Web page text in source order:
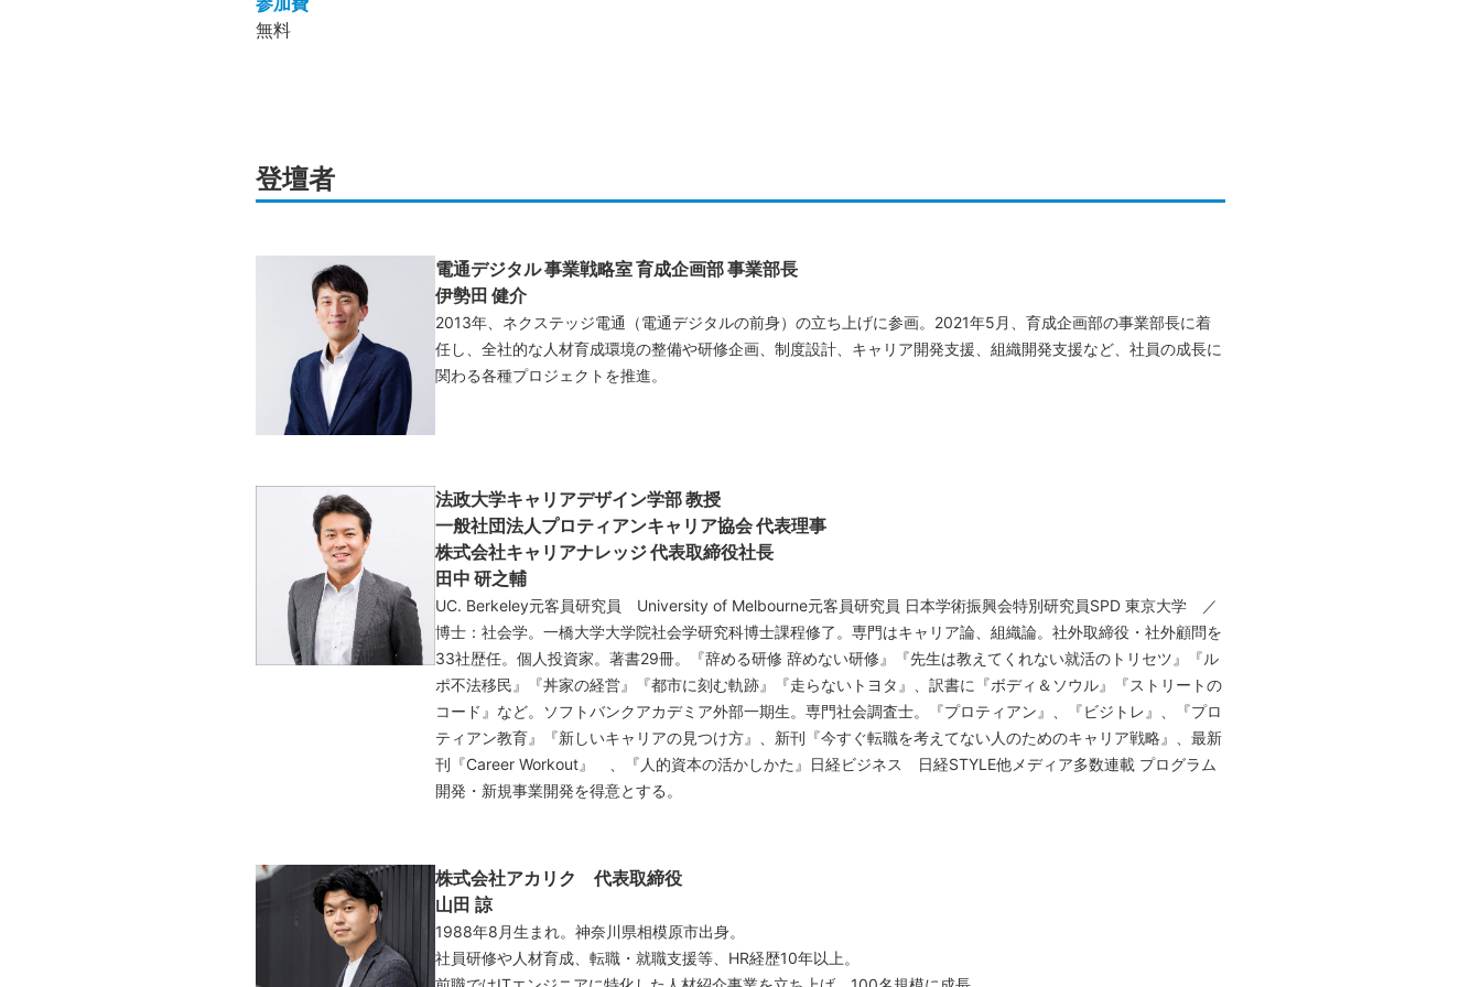
無料
登壇者
電通デジタル 事業戦略室 育成企画部 事業部長
伊勢田 健介
2013年、ネクステッジ電通（電通デジタルの前身）の立ち上げに参画。2021年5月、育成企画部の事業部長に着
任し、全社的な人材育成環境の整備や研修企画、制度設計、キャリア開発支援、組織開発支援など、社員の成長に
関わる各種プロジェクトを推進。
法政大学キャリアデザイン学部 教授
一般社団法人プロティアンキャリア協会 代表理事
株式会社キャリアナレッジ 代表取締役社長
田中 研之輔
UC. Berkeley元客員研究員 University of Melbourne元客員研究員 日本学術振興会特別研究員SPD 東京大学 ／
博士：社会学。一橋大学大学院社会学研究科博士課程修了。専門はキャリア論、組織論。社外取締役・社外顧問を
33社歴任。個人投資家。著書29冊。『辞める研修 辞めない研修』『先生は教えてくれない就活のトリセツ』『ル
ポ不法移民』『丼家の経営』『都市に刻む軌跡』『走らないトヨタ』、訳書に『ボディ＆ソウル』『ストリートの
コード』など。ソフトバンクアカデミア外部一期生。専門社会調査士。『プロティアン』、『ビジトレ』、『プロ
ティアン教育』『新しいキャリアの見つけ方』、新刊『今すぐ転職を考えてない人のためのキャリア戦略』、最新
刊『Career Workout』 、『人的資本の活かしかた』日経ビジネス 日経STYLE他メディア多数連載 プログラム
開発・新規事業開発を得意とする。
株式会社アカリク 代表取締役
山田 諒
1988年8月生まれ。神奈川県相模原市出身。
社員研修や人材育成、転職・就職支援等、HR経歴10年以上。